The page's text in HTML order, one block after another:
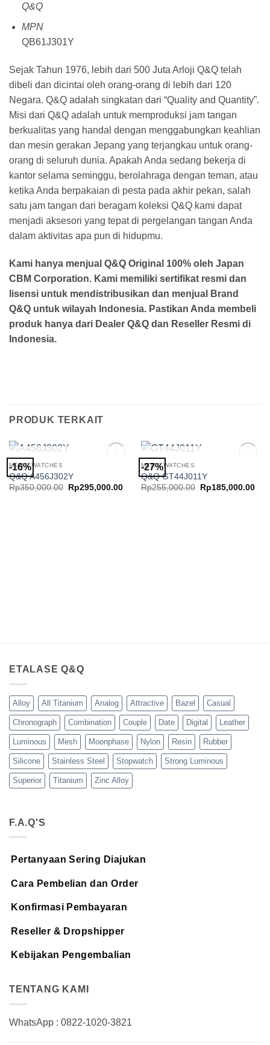
Q&Q
MPN
QB61J301Y
Sejak Tahun 1976, lebih dari 500 Juta Arloji Q&Q telah
dibeli dan dicintai oleh orang-orang di lebih dari 120
Negara. Q&Q adalah singkatan dari “Quality and Quantity”.
Misi dari Q&Q adalah untuk memproduksi jam tangan
berkualitas yang handal dengan menggabungkan keahlian
dan mesin gerakan Jepang yang terjangkau untuk orang-
orang di seluruh dunia. Apakah Anda sedang bekerja di
kantor selama seminggu, berolahraga dengan teman, atau
ketika Anda berpakaian di pesta pada akhir pekan, salah
satu jam tangan dari beragam koleksi Q&Q kami dapat
menjadi aksesori yang tepat di pergelangan tangan Anda
dalam aktivitas apa pun di hidupmu.
Kami hanya menjual Q&Q Original 100% oleh Japan
CBM Corporation. Kami memiliki sertifikat resmi dan
lisensi untuk mendistribusikan dan menjual Brand
Q&Q untuk wilayah Indonesia. Pastikan Anda membeli
produk hanya dari Dealer Q&Q dan Reseller Resmi di
Indonesia.
PRODUK TERKAIT
-16% STOK HABIS
MEN'S WATCHES
Q&Q A456J302Y
Rp350,000.00
Harga
aslinya
Rp295,000.00Harga
-27% STOK HABIS
MEN'S WATCHES
Q&Q GT44J011Y
Rp255,000.00
Harga
aslinya
Rp185,000.00
ETALASE Q&Q
Alloy All Titanium Analog Attractive Bazel Casual
Chronograph Combination Couple Date Digital Leather
Luminous Mesh Moonphase Nylon Resin Rubber
Silicone Stainless Steel Stopwatch Strong Luminous
Superior Titanium Zinc Alloy
F.A.Q'S
Pertanyaan Sering Diajukan
Cara Pembelian dan Order
Konfirmasi Pembayaran
Reseller & Dropshipper
Kebijakan Pengembalian
TENTANG KAMI
WhatsApp : 0822-1020-3821